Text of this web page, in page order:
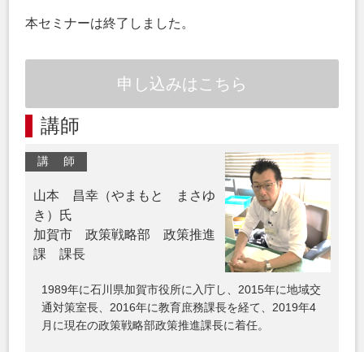
本セミナーは終了しました。
申し込みはこちら
講師
講 師
山本 昌幸（やまもと まさゆ
き）氏
加賀市 政策戦略部 政策推進
課 課長
1989年に石川県加賀市役所に入庁し、2015年に地域交
通対策室長、2016年に教育庶務課長を経て、2019年4
月に現在の政策戦略部政策推進課長に着任。